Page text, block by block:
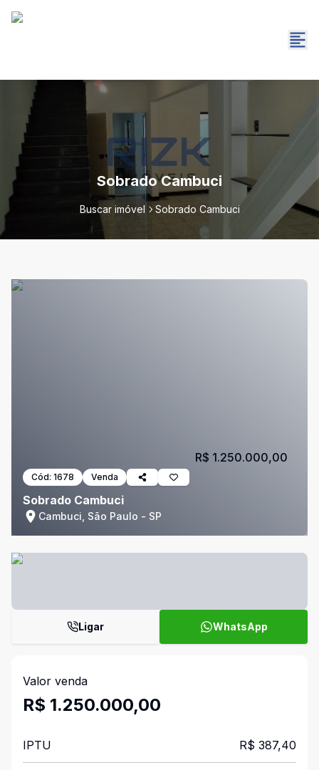
Sobrado Cambuci
Buscar imóvel Sobrado Cambuci
Cód: 1678 Venda
Sobrado Cambuci
Cambuci, São Paulo - SP
R$ 1.250.000,00
Ligar WhatsApp
Valor venda
R$ 1.250.000,00
IPTU R$ 387,40